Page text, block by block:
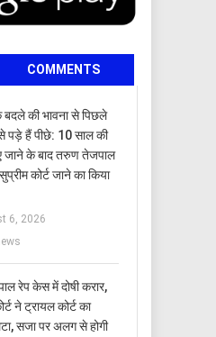
COMMENTS
बदले की भावना से पिछले
पड़े हैं पीछे: 10 साल की
जाने के बाद तरुण तेजपाल
कोर्ट जाने का किया
6, 2026
रेप केस में दोषी करार,
ने ट्रायल कोर्ट का
सजा पर अलग से होगी